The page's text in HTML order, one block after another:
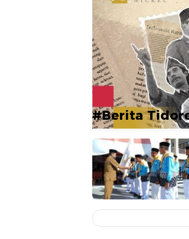
#Berita